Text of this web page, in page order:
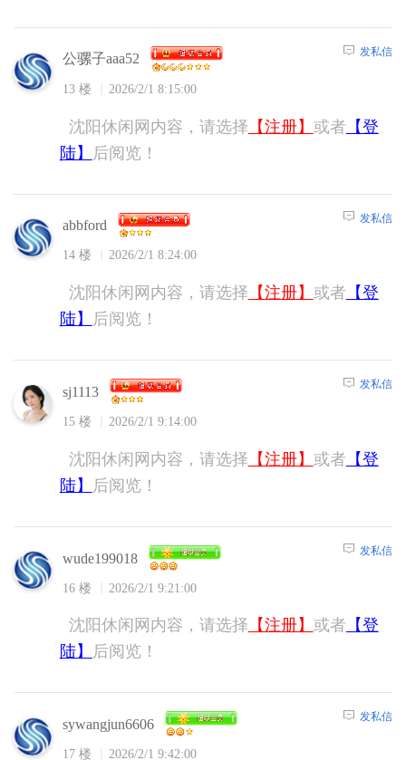
公骡子aaa52
13 楼 2026/2/1 8:15:00
发私信
沈阳休闲网内容，请选择 【注册】 或者 【登
陆】
后阅览！
abbford
14 楼 2026/2/1 8:24:00
发私信
沈阳休闲网内容，请选择 【注册】 或者 【登
陆】
后阅览！
sj1113
15 楼 2026/2/1 9:14:00
发私信
沈阳休闲网内容，请选择 【注册】 或者 【登
陆】
后阅览！
wude199018
16 楼 2026/2/1 9:21:00
发私信
沈阳休闲网内容，请选择 【注册】 或者 【登
陆】
后阅览！
sywangjun6606
17 楼 2026/2/1 9:42:00
发私信